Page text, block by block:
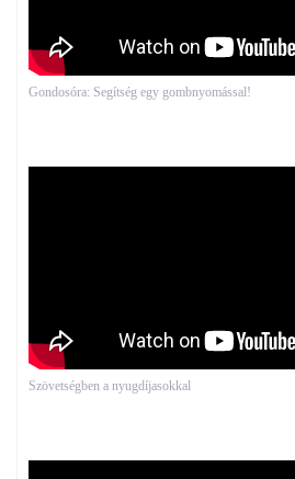
Gondosóra: Segítség egy gombnyomással!
Szövetségben a nyugdíjasokkal